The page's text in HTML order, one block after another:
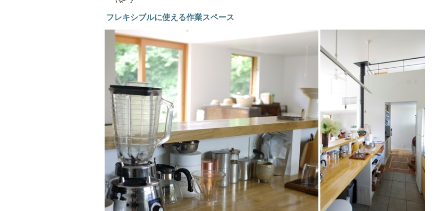
フレキシブルに使える作業スペース